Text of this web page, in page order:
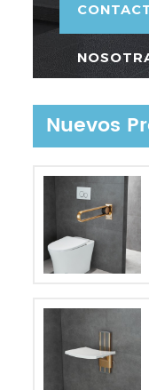
Nuevos